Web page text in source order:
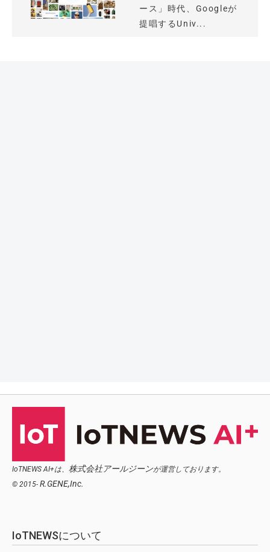
ース」時代、Googleが
提唱するUniv...
IoTNEWS AI+は、 株式会社アールジーンが運営しております。
© 2015- R.GENE,Inc.
IoTNEWSについて